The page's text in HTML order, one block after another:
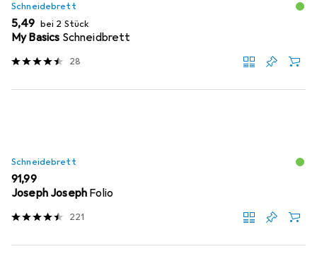
Schneidebrett
EUR
5,49 bei 2 Stück
My Basics Schneidbrett
28
Schneidebrett
EUR
91,99
Joseph Joseph Folio
221